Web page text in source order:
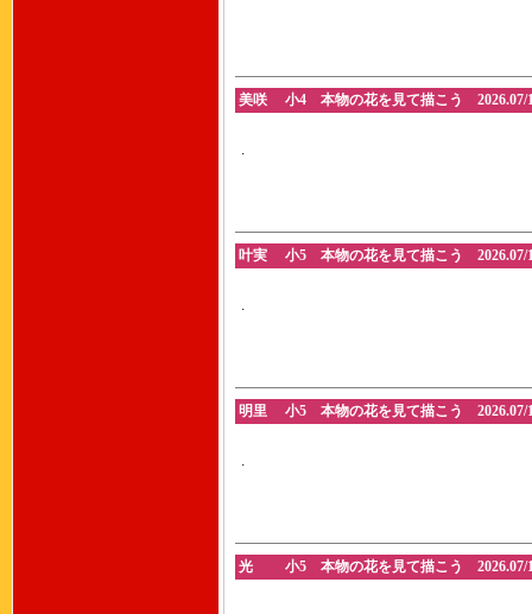
美咲 小4 本物の花を見て描こう 2026.07/
.
叶実 小5 本物の花を見て描こう 2026.07/
.
明里 小5 本物の花を見て描こう 2026.07/
.
光 小5 本物の花を見て描こう 2026.07/